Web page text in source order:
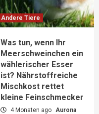
Andere Tiere
Was tun, wenn Ihr
Meerschweinchen ein
wählerischer Esser
ist? Nährstoffreiche
Mischkost rettet
kleine Feinschmecker
4 Monaten ago Aurona